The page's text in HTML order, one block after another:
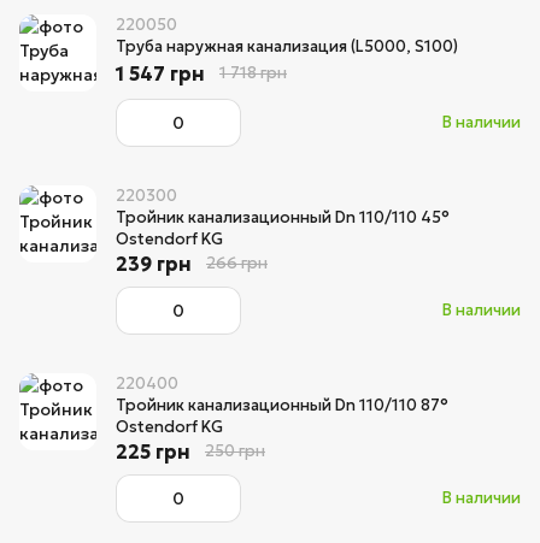
220050
Труба наружная канализация (L5000, S100)
В наличии
1 547 грн 1 718 грн
220300
Тройник канализационный Dn 110/110 45°
Ostendorf KG
В наличии
239 грн 266 грн
220400
Тройник канализационный Dn 110/110 87°
Ostendorf KG
В наличии
225 грн 250 грн